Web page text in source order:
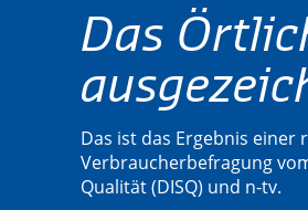
Das
Das ist das Ergebnis einer
Verbraucherbefragung
Qualität (DISQ) und n-tv.